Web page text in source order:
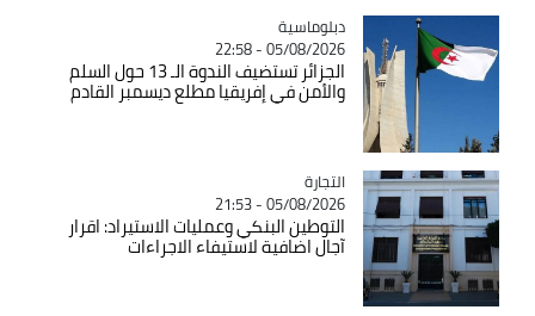
Catégorie
دبلوماسية
05/08/2026 - 22:58
الجزائر تستضيف الندوة الـ 13 حول السلم
والأمن في إفريقيا مطلع ديسمبر القادم
Catégorie
التجارة
05/08/2026 - 21:53
التوطين البنكي وعمليات الاستيراد: اقرار
آجال اضافية لاستيفاء الاجراءات